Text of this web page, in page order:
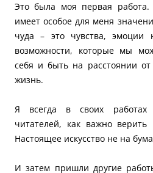
Это была моя первая работа.
имеет особое для меня
чуда – это чувства, эмоции
возможности, которые мы
себя и быть на расстоянии
жизнь.
Я всегда в своих работах
читателей, как важно
Настоящее искусство не на
И затем пришли другие